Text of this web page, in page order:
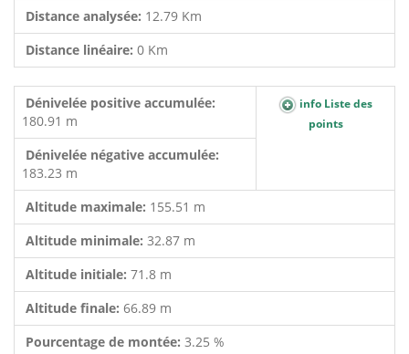
Distance analysée: 12.79 Km
Distance linéaire: 0 Km
Dénivelée positive accumulée:
180.91 m
info Liste des
points
Dénivelée négative accumulée:
183.23 m
Altitude maximale: 155.51 m
Altitude minimale: 32.87 m
Altitude initiale: 71.8 m
Altitude finale: 66.89 m
Pourcentage de montée: 3.25 %